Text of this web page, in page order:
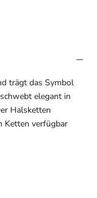
trägt das Symbol
elegant in
Halsketten
Ketten verfügbar